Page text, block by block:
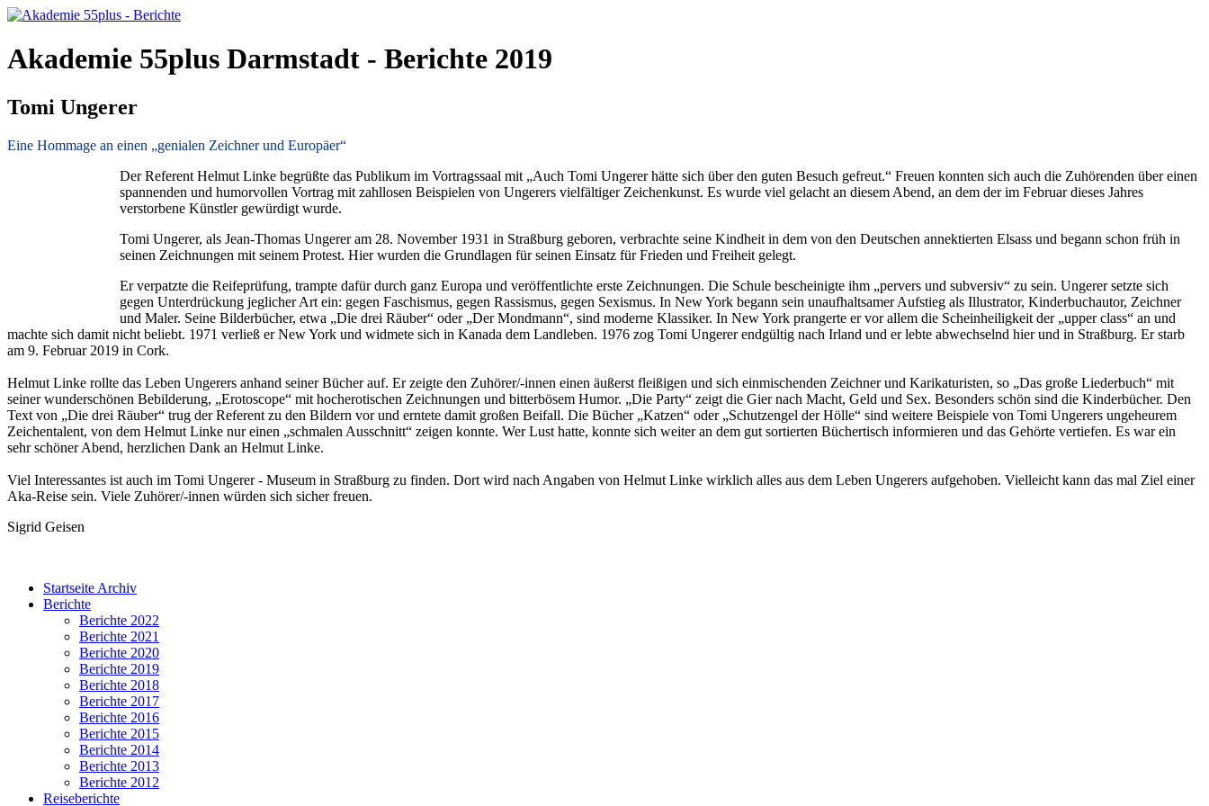
Akademie 55plus Darmstadt - Berichte 2019
Tomi Ungerer
Eine Hommage an einen „genialen Zeichner und Europäer“
Der Referent Helmut Linke begrüßte das Publikum im Vortragssaal mit „Auch Tomi Ungerer hätte sich über den guten Besuch gefreut.“ Freuen konnten sich auch die Zuhörenden über einen
spannenden und humorvollen Vortrag mit zahllosen Beispielen von Ungerers vielfältiger Zeichenkunst. Es wurde viel gelacht an diesem Abend, an dem der im Februar dieses Jahres
verstorbene Künstler gewürdigt wurde.
Tomi Ungerer, als Jean-Thomas Ungerer am 28. November 1931 in Straßburg geboren, verbrachte seine Kindheit in dem von den Deutschen annektierten Elsass und begann schon früh in
seinen Zeichnungen mit seinem Protest. Hier wurden die Grundlagen für seinen Einsatz für Frieden und Freiheit gelegt.
Er verpatzte die Reifeprüfung, trampte dafür durch ganz Europa und veröffentlichte erste Zeichnungen. Die Schule bescheinigte ihm „pervers und subversiv“ zu sein. Ungerer setzte sich
gegen Unterdrückung jeglicher Art ein: gegen Faschismus, gegen Rassismus, gegen Sexismus. In New York begann sein unaufhaltsamer Aufstieg als Illustrator, Kinderbuchautor, Zeichner
und Maler. Seine Bilderbücher, etwa „Die drei Räuber“ oder „Der Mondmann“, sind moderne Klassiker. In New York prangerte er vor allem die Scheinheiligkeit der „upper class“ an und
machte sich damit nicht beliebt. 1971 verließ er New York und widmete sich in Kanada dem Landleben. 1976 zog Tomi Ungerer endgültig nach Irland und er lebte abwechselnd hier und in Straßburg. Er starb
am 9. Februar 2019 in Cork.
Helmut Linke rollte das Leben Ungerers anhand seiner Bücher auf. Er zeigte den Zuhörer/-innen einen äußerst fleißigen und sich einmischenden Zeichner und Karikaturisten, so „Das große Liederbuch“ mit
seiner wunderschönen Bebilderung, „Erotoscope“ mit hocherotischen Zeichnungen und bitterbösem Humor. „Die Party“ zeigt die Gier nach Macht, Geld und Sex. Besonders schön sind die Kinderbücher. Den
Text von „Die drei Räuber“ trug der Referent zu den Bildern vor und erntete damit großen Beifall. Die Bücher „Katzen“ oder „Schutzengel der Hölle“ sind weitere Beispiele von Tomi Ungerers ungeheurem
Zeichentalent, von dem Helmut Linke nur einen „schmalen Ausschnitt“ zeigen konnte. Wer Lust hatte, konnte sich weiter an dem gut sortierten Büchertisch informieren und das Gehörte vertiefen. Es war ein
sehr schöner Abend, herzlichen Dank an Helmut Linke.
Viel Interessantes ist auch im Tomi Ungerer - Museum in Straßburg zu finden. Dort wird nach Angaben von Helmut Linke wirklich alles aus dem Leben Ungerers aufgehoben. Vielleicht kann das mal Ziel einer
Aka-Reise sein. Viele Zuhörer/-innen würden sich sicher freuen.
Sigrid Geisen
Startseite Archiv
Berichte
Berichte 2022
Berichte 2021
Berichte 2020
Berichte 2019
Berichte 2018
Berichte 2017
Berichte 2016
Berichte 2015
Berichte 2014
Berichte 2013
Berichte 2012
Reiseberichte